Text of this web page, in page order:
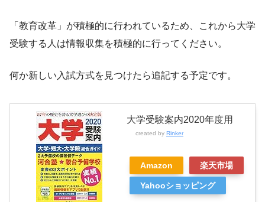
「教育改革」が積極的に行われているため、これから大学
受験する人は情報収集を積極的に行ってください。
何か新しい入試方式を見つけたら追記する予定です。
大学受験案内2020年度用
created by Rinker
Amazon 楽天市場
Yahooショッピング